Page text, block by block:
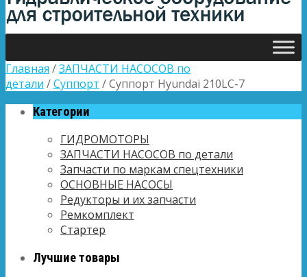
Главная /ЗАПЧАСТИ НАСОСОВ по
детали /Суппорт / Суппорт Hyundai 210LC-7
Категории
ГИДРОМОТОРЫ
ЗАПЧАСТИ НАСОСОВ по детали
Запчасти по маркам спецтехники
ОСНОВНЫЕ НАСОСЫ
Редукторы и их запчасти
Ремкомплект
Стартер
Лучшие товары